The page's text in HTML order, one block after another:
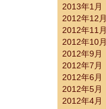
2013年1月
2012年12月
2012年11月
2012年10月
2012年9月
2012年7月
2012年6月
2012年5月
2012年4月